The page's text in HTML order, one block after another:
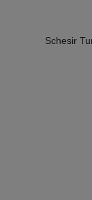
Schesir